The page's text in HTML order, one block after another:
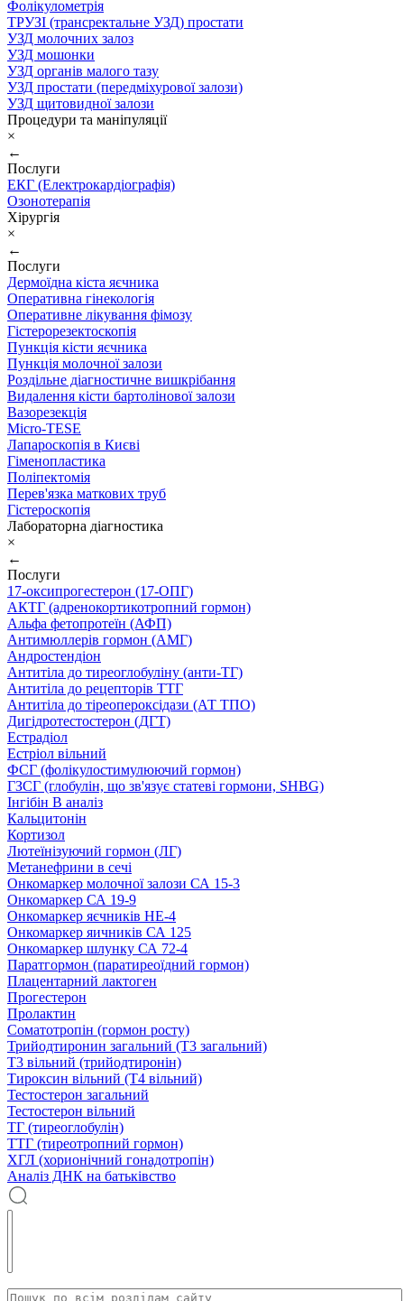
Фолікулометрія
ТРУЗІ (трансректальне УЗД) простати
УЗД молочних залоз
УЗД мошонки
УЗД органів малого тазу
УЗД простати (передміхурової залози)
УЗД щитовидної залози
Процедури та маніпуляції
×
←
Послуги
ЕКГ (Електрокардіографія)
Озонотерапія
Хірургія
×
←
Послуги
Дермоїдна кіста яєчника
Оперативна гінекологія
Оперативне лікування фімозу
Гістерорезектоскопія
Пункція кісти яєчника
Пункція молочної залози
Роздільне діагностичне вишкрібання
Видалення кісти бартолінової залози
Вазорезекція
Micro-TESE
Лапароскопія в Києві
Гіменопластика
Поліпектомія
Перев'язка маткових труб
Гістероскопія
Лабораторна діагностика
×
←
Послуги
17-оксипрогестерон (17-ОПГ)
АКТГ (адренокортикотропний гормон)
Альфа фетопротеїн (АФП)
Антимюллерів гормон (АМГ)
Андростендіон
Антитіла до тиреоглобуліну (анти-ТГ)
Антитіла до рецепторів ТТГ
Антитіла до тіреопероксідази (АТ ТПО)
Дигідротестостерон (ДГТ)
Естрадіол
Естріол вільний
ФСГ (фолікулостимулюючий гормон)
ГЗСГ (глобулін, що зв'язує статеві гормони, SHBG)
Інгібін B аналіз
Кальцитонін
Кортизол
Лютеїнізуючий гормон (ЛГ)
Метанефрини в сечі
Онкомаркер молочної залози СА 15-3
Онкомаркер СА 19-9
Онкомаркер яєчників НЕ-4
Онкомаркер яичників СА 125
Онкомаркер шлунку СА 72-4
Паратгормон (паратиреоїдний гормон)
Плацентарний лактоген
Прогестерон
Пролактин
Соматотропін (гормон росту)
Трийодтиронин загальний (Т3 загальний)
Т3 вільний (трийодтиронін)
Тироксин вільний (Т4 вільний)
Тестостерон загальний
Тестостерон вільний
ТГ (тиреоглобулін)
ТТГ (тиреотропний гормон)
ХГЛ (хорионічний гонадотропін)
Аналіз ДНК на батьківство